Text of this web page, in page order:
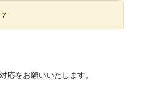
をお願いいたします。